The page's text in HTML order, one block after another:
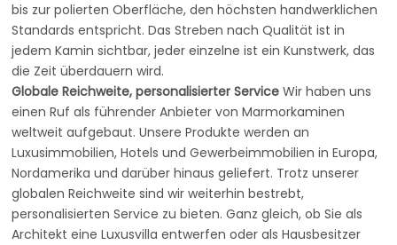
bis zur polierten Oberfläche, den höchsten handwerklichen
Standards entspricht. Das Streben nach Qualität ist in
jedem Kamin sichtbar, jeder einzelne ist ein Kunstwerk, das
die Zeit überdauern wird.
Globale Reichweite, personalisierter ServiceWir haben uns
einen Ruf als führender Anbieter von Marmorkaminen
weltweit aufgebaut. Unsere Produkte werden an
Luxusimmobilien, Hotels und Gewerbeimmobilien in Europa,
Nordamerika und darüber hinaus geliefert. Trotz unserer
globalen Reichweite sind wir weiterhin bestrebt,
personalisierten Service zu bieten. Ganz gleich, ob Sie als
Architekt eine Luxusvilla entwerfen oder als Hausbesitzer